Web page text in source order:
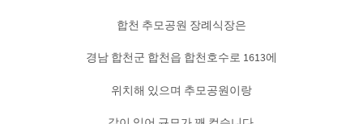
합천 추모공원 장례식장은
경남 합천군 합천읍 합천호수로 1613에
위치해 있으며 추모공원이랑